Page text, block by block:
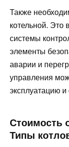
Также
котельной. Это
системы
элементы
аварии и
управления
эксплуатацию
Стоимость
Типы